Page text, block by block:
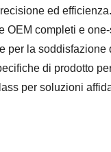
ed efficienza.
OEM completi e
per la
di prodotto
per soluzioni